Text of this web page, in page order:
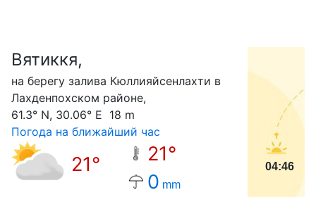
Вятиккя,
на берегу залива Кюллияйсенлахти в
Лахденпохском районе,
61.3° N, 30.06° E 18 m
Погода на ближайший час
21°
21°
0 mm
04:46